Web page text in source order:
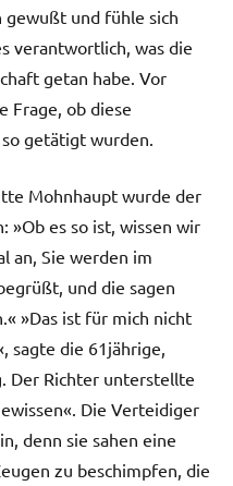
gewußt und fühle sich
verantwortlich, was die
getan habe. Vor
Frage, ob diese
getätigt wurden.
Mohnhaupt wurde der
»Ob es so ist, wissen wir
an, Sie werden im
und die sagen
»Das ist für mich nicht
sagte die 61jährige,
Der Richter unterstellte
Die Verteidiger
denn sie sahen eine
zu beschimpfen, die